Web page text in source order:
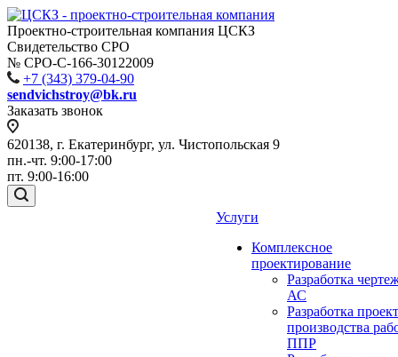
Проектно-строительная компания ЦСКЗ
Свидетельство СРО
№ СРО-С-166-30122009
+7 (343) 379-04-90
sendvichstroy@bk.ru
Заказать звонок
620138, г. Екатеринбург, ул. Чистопольская 9
пн.-чт. 9:00-17:00
пт. 9:00-16:00
Услуги
Комплексное
проектирование
Разработка
АС
Разработка
производства
ППР